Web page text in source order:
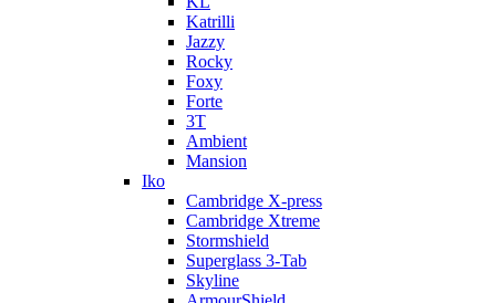
Katrilli
Jazzy
Rocky
Foxy
Forte
3T
Ambient
Mansion
Iko
Cambridge X-press
Cambridge Xtreme
Stormshield
Superglass 3-Tab
Skyline